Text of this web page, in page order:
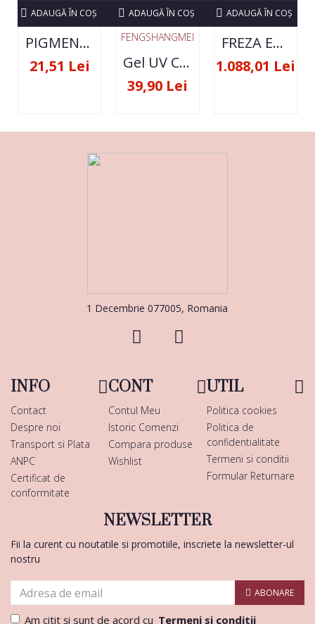
PIGMENT NEON SET 12 CULORI
21,51 Lei
ADAUGĂ ÎN COŞ
FENGSHANGMEI
Gel UV Constructie FSM 50ML - 07
39,90 Lei
ADAUGĂ ÎN COŞ
FREZA ELECTRICA STRONG 210 35000 RPM- ORIGINALA
1.088,01 Lei
ADAUGĂ ÎN COŞ
1 Decembrie 077005, Romania
INFO
Contact
Despre noi
Transport si Plata
ANPC
Certificat de
conformitate
CONT
Contul Meu
Istoric Comenzi
Compara produse
Wishlist
UTIL
Politica cookies
Politica de
confidentialitate
Termeni si conditii
Formular Returnare
NEWSLETTER
Fii la curent cu noutatile si promotiile, inscriete la newsletter-ul
nostru
ABONARE
Am citit şi sunt de acord cu Termeni si conditii